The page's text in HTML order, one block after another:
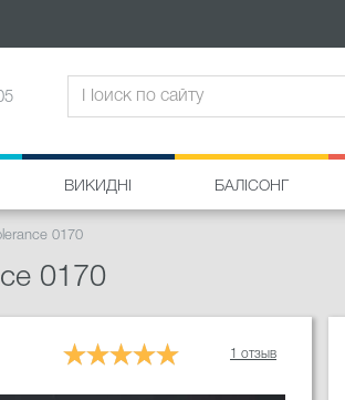
ВИКИДНІ БАЛІСОНГ
0170
0170
1 отзыв